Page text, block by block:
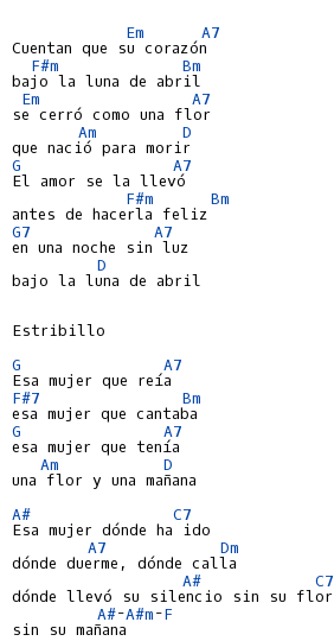
Em
A7
Cuentan que su corazón
F#m
Bm
bajo la luna de abril
Em
A7
se cerró como una flor
Am
D
G
A7
El amor se la llevó
F#m
Bm
G7
A7
en una noche sin luz
D
bajo la luna de abril
Estribillo
G
A7
F#7
Bm
G
A7
esa mujer que tenía
Am
D
una flor y una mañana
A#
C7
Esa mujer dónde ha ido
A7
Dm
dónde duerme, dónde calla
A#
C7
dónde llevó su silencio sin su flor
A#-A#m-F
sin su mañana